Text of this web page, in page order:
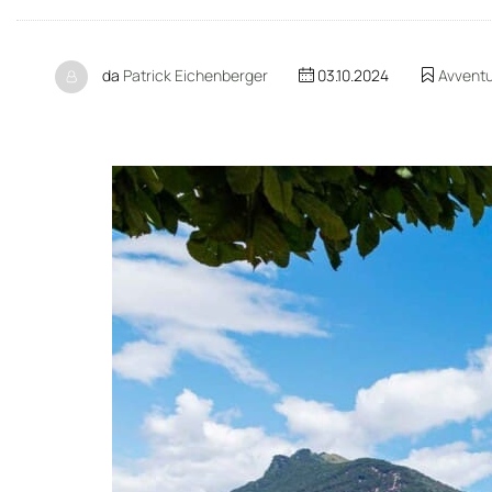
da Patrick Eichenberger 03.10.2024